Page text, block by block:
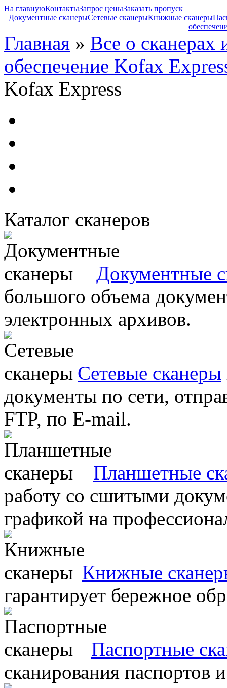
На главнуюКонтактыЗапрос ценыЗаказать пропуск
Документные сканерыСетевые сканерыКнижные сканеры
Главная » Все о сканерах
обеспечение Kofax
Kofax Express
Каталог сканеров
Документные
большого объема
электронных архивов.
Сетевые сканеры
документы по сети,
FTP, по E-mail.
Планшетные
работу со сшитыми
графикой на
Книжные
гарантирует бережное
Паспортные
сканирования паспортов